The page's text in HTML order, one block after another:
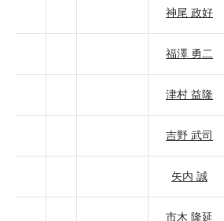
神尾 政好
福澤 勇二
津村 益隆
吉野 武司
矢内 誠
市木 隆延